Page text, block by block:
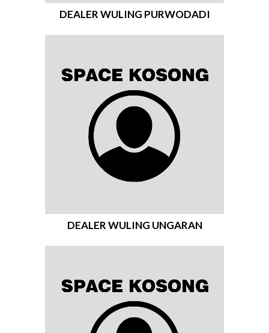
DEALER WULING PURWODADI
DEALER WULING UNGARAN